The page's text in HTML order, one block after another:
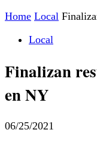
Home Local
Local
Finalizan
en NY
06/25/2021